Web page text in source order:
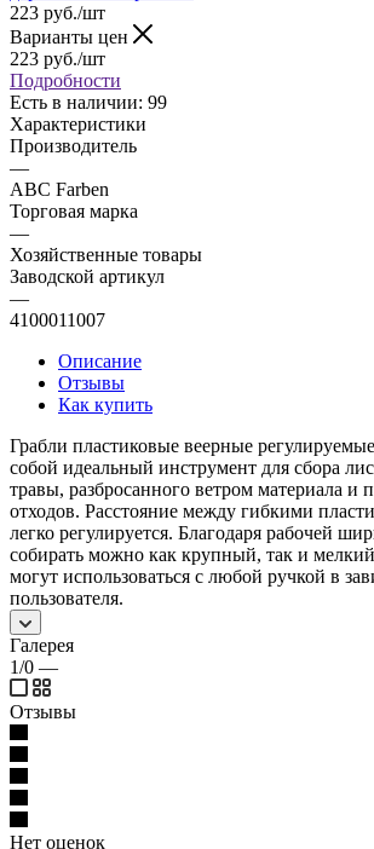
223 руб./шт
Варианты цен
223 руб./шт
Подробности
Есть в наличии: 99
Характеристики
Производитель
—
ABC Farben
Торговая марка
—
Хозяйственные товары
Заводской артикул
—
4100011007
Описание
Отзывы
Как купить
Грабли пластиковые веерные
собой идеальный инструмент для сбора
травы, разбросанного ветром материала и
отходов. Расстояние между гибкими
легко регулируется. Благодаря рабочей
собирать можно как крупный, так и
могут использоваться с любой ручкой в
пользователя.
Галерея
1/0 —
Отзывы
Нет оценок